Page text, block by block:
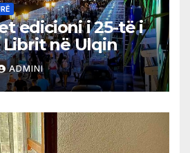
edicioni i 25-të i
në Ulqin
ADMINI